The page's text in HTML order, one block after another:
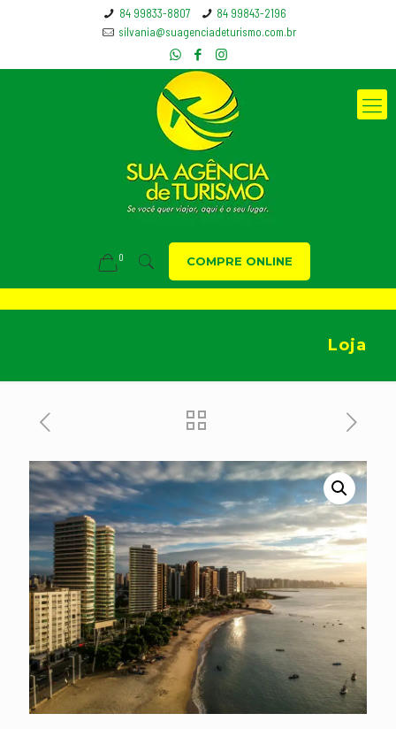
84 99833-8807
84 99843-2196
silvania@suagenciadeturismo.com.br
0 COMPRE ONLINE
Loja